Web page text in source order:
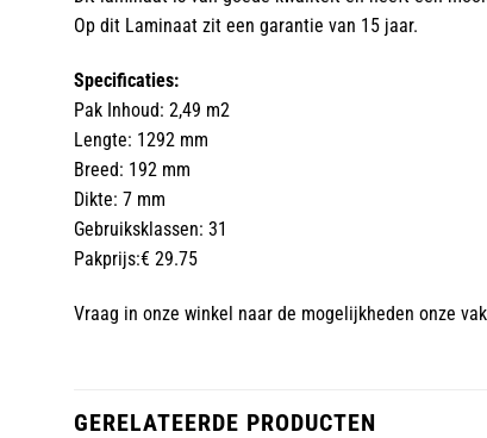
Op dit Laminaat zit een garantie van 15 jaar.
Specificaties:
Pak Inhoud: 2,49 m2
Lengte: 1292 mm
Breed: 192 mm
Dikte: 7 mm
Gebruiksklassen: 31
Pakprijs:€ 29.75
Vraag in onze winkel naar de mogelijkheden onze
GERELATEERDE PRODUCTEN